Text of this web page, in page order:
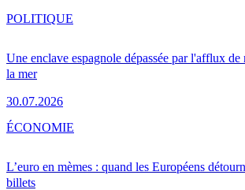
Une enclave espagnole dépassée par l'afflux
la mer
30.07.2026
POLITIQUE
L’euro en mèmes : quand les Européens
billets
ÉCONOMIE